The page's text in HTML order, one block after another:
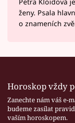
ženy. Psala
o znameních
Horoskop vždy
Zanechte nám váš e-
budeme zasílat
vaším horoskopem.